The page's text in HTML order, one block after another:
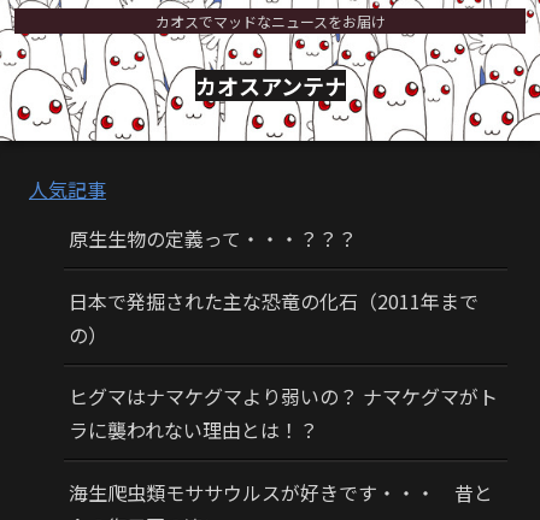
カオスでマッドなニュースをお届け
カオスアンテナ
人気記事
原生生物の定義って・・・？？？
日本で発掘された主な恐竜の化石（2011年まで
の）
ヒグマはナマケグマより弱いの？ ナマケグマがト
ラに襲われない理由とは！？
海生爬虫類モササウルスが好きです・・・ 昔と